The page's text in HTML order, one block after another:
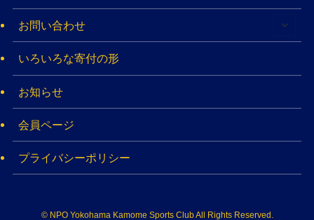
お問い合わせ
いろいろな寄付の形
お知らせ
会員ページ
プライバシーポリシー
©NPO Yokohama Kamome Sports Club All Rights Reserved​.